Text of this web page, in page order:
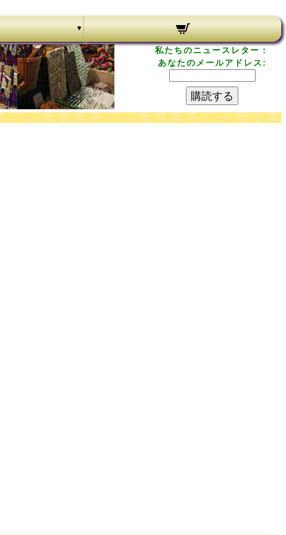
私たちのニュースレター：
あなたのメールアドレス:
購読する